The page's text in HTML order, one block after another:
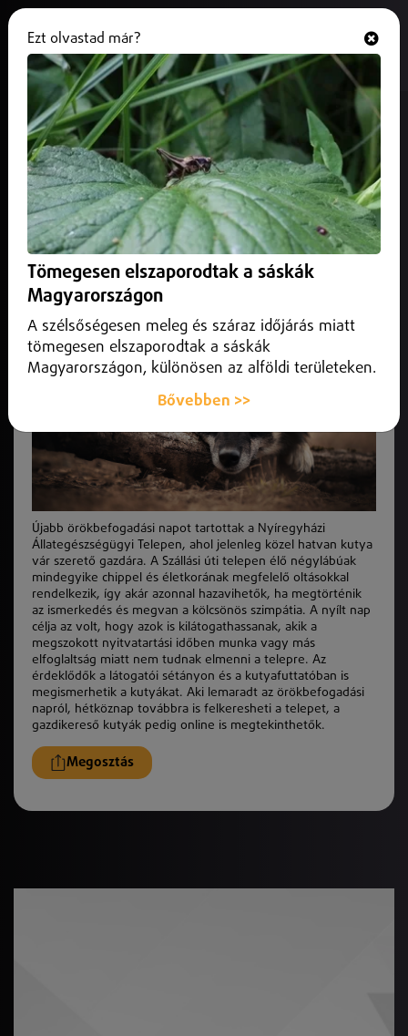
Közel hatvan kutya vár gazdára a
nyíregyházi állategészségügyi
telepen
2026. július 07. Nyíregyháza
Aki lemaradt az örökbefogadási napról, hétköznap
továbbra is felkeresheti a telepet, a gazdikereső kutyák
pedig online is megtekinthetők.
Újabb örökbefogadási napot tartottak a Nyíregyházi
Állategészségügyi Telepen, ahol jelenleg közel hatvan kutya
vár szerető gazdára. A Szállási úti telepen élő négylábúak
mindegyike chippel és életkorának megfelelő oltásokkal
rendelkezik, így akár azonnal hazavihető k, ha megtörténik
az ismerkedés és megvan a kölcsönös szimpátia. A nyílt nap
célja az volt, hogy azok is kilátogathassanak, akik a
megszokott nyitvatartási időben munka vagy más
elfoglaltság miatt nem tudnak elmenni a telepre. Az
érdeklődő k a látogatói sétányon és a kutyafuttatóban is
megismerhetik a kutyákat. Aki lemaradt az örökbefogadási
napról, hétköznap továbbra is felkeresheti a telepet, a
gazdikereső kutyák pedig online is megtekinthető k.
Megosztás
Ezt olvastad már?
Tömegesen elszaporodtak a sáskák
Magyarországon
A szélsőségesen meleg és száraz időjárás miatt
tömegesen elszaporodtak a sáskák
Magyarországon, különösen az alföldi területeken.
Bővebben >>